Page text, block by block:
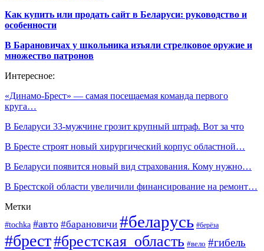
Как купить или продать сайт в Беларуси: руководство и
особенности
В Барановичах у школьника изъяли стрелковое оружие и
множество патронов
Интересное:
«Динамо-Брест» — самая посещаемая команда первого
круга…
В Беларуси 33-мужчине грозит крупный штраф. Вот за что
В Бресте строят новый хирургический корпус областной…
В Беларуси появится новый вид страхования. Кому нужно…
В Брестской области увеличили финансирование на ремонт…
Метки
#tochka #авто #барановичи #беларусь #берёза
#брест#брестская_область #вело #гибель